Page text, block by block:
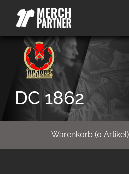
DC 1862
Warenkorb (0 Artikel)